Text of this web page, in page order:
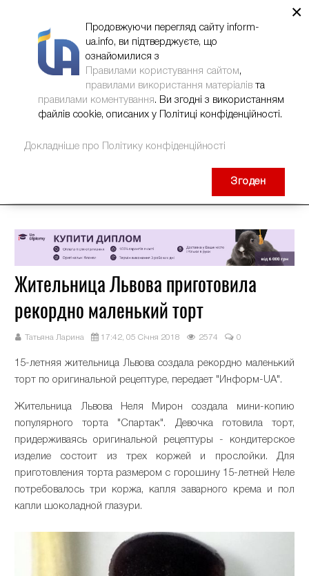
Жительница Львова приготовила
рекордно маленький торт
Татьяна Ларина 17:42, 05 Січня 2018 2574 0
15-летняя жительница Львова создала рекордно маленький
торт по оригинальной рецептуре, передает "Информ-UA".
Жительница Львова Неля Мирон создала мини-копию
популярного торта "Спартак". Девочка готовила торт,
придерживаясь оригинальной рецептуры - кондитерское
изделие состоит из трех коржей и прослойки. Для
приготовления торта размером с горошину 15-летней Неле
потребовалось три коржа, капля заварного крема и пол
капли шоколадной глазури.
×
Продовжуючи перегляд сайту inform-
ua.info, ви підтверджуєте, що
ознайомилися з
Правилами користування сайтом,
правилами використання матеріалів та
правилами коментування. Ви згодні з використанням
файлів cookie, описаних у Політиці конфіденційності.
Докладніше про Політику конфіденційності
Згоден